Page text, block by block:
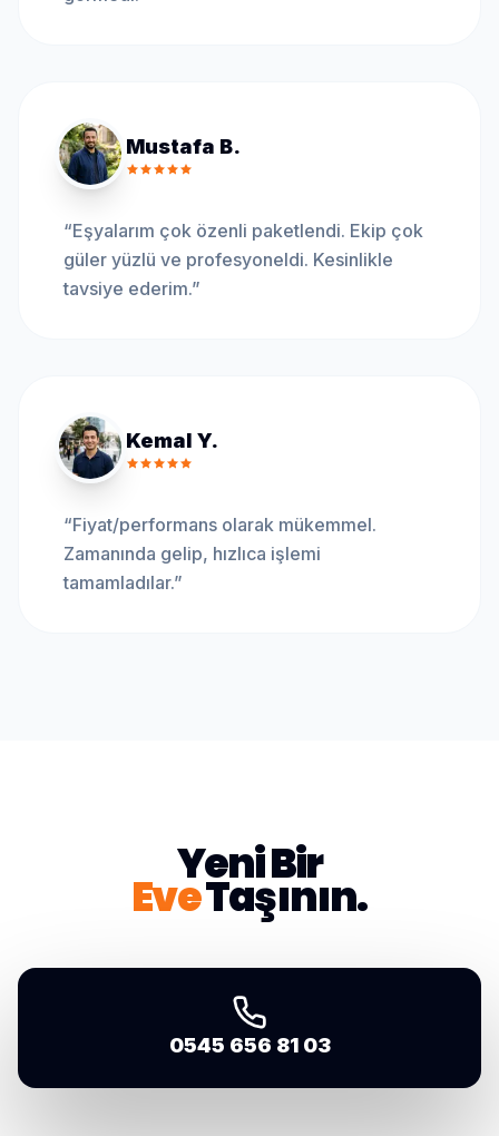
Mustafa B.
“Eşyalarım çok özenli paketlendi. Ekip çok
güler yüzlü ve profesyoneldi. Kesinlikle
tavsiye ederim.”
Kemal Y.
“Fiyat/performans olarak mükemmel.
Zamanında gelip, hızlıca işlemi
tamamladılar.”
Yeni Bir
EveTaşının.
0545 656 81 03